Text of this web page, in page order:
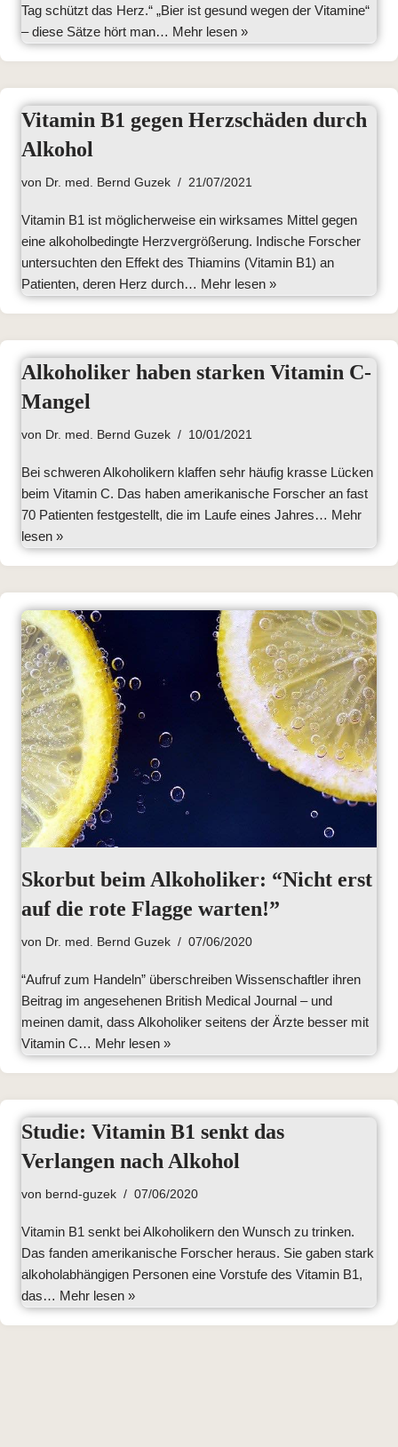
Tag schützt das Herz.“ „Bier ist gesund wegen der Vitamine“
– diese Sätze hört man… Mehr lesen »
Vitamin B1 gegen Herzschäden durch
Alkohol
von Dr. med. Bernd Guzek 21/07/2021
Vitamin B1 ist möglicherweise ein wirksames Mittel gegen
eine alkoholbedingte Herzvergrößerung. Indische Forscher
untersuchten den Effekt des Thiamins (Vitamin B1) an
Patienten, deren Herz durch… Mehr lesen »
Alkoholiker haben starken Vitamin C-
Mangel
von Dr. med. Bernd Guzek 10/01/2021
Bei schweren Alkoholikern klaffen sehr häufig krasse Lücken
beim Vitamin C. Das haben amerikanische Forscher an fast
70 Patienten festgestellt, die im Laufe eines Jahres… Mehr
lesen »
Skorbut beim Alkoholiker: “Nicht erst
auf die rote Flagge warten!”
von Dr. med. Bernd Guzek 07/06/2020
“Aufruf zum Handeln” überschreiben Wissenschaftler ihren
Beitrag im angesehenen British Medical Journal – und
meinen damit, dass Alkoholiker seitens der Ärzte besser mit
Vitamin C… Mehr lesen »
Studie: Vitamin B1 senkt das
Verlangen nach Alkohol
von bernd-guzek 07/06/2020
Vitamin B1 senkt bei Alkoholikern den Wunsch zu trinken.
Das fanden amerikanische Forscher heraus. Sie gaben stark
alkoholabhängigen Personen eine Vorstufe des Vitamin B1,
das… Mehr lesen »